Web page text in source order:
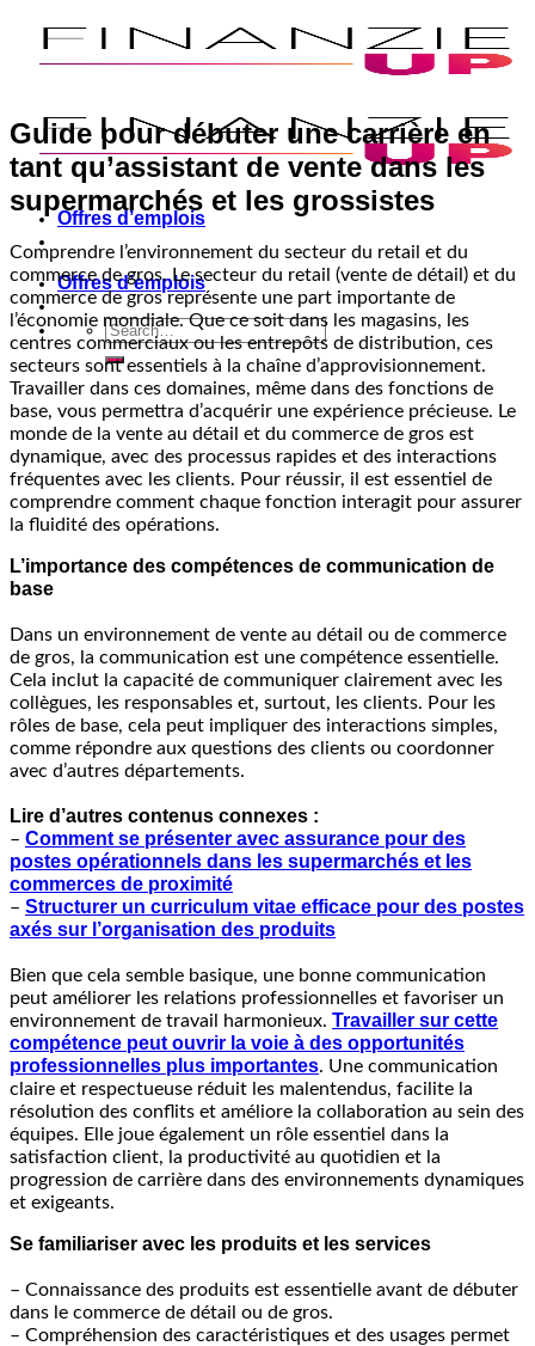
content
Offres d’emplois
Offres d’emplois
Guide pour débuter une carrière en
tant qu’assistant de vente dans les
supermarchés et les grossistes
Comprendre l’environnement du secteur du retail et du
commerce de gros. Le secteur du retail (vente de détail) et du
commerce de gros représente une part importante de
l’économie mondiale. Que ce soit dans les magasins, les
centres commerciaux ou les entrepôts de distribution, ces
secteurs sont essentiels à la chaîne d’approvisionnement.
Travailler dans ces domaines, même dans des fonctions de
base, vous permettra d’acquérir une expérience précieuse. Le
monde de la vente au détail et du commerce de gros est
dynamique, avec des processus rapides et des interactions
fréquentes avec les clients. Pour réussir, il est essentiel de
comprendre comment chaque fonction interagit pour assurer
la fluidité des opérations.
L’importance des compétences de communication de
base
Dans un environnement de vente au détail ou de commerce
de gros, la communication est une compétence essentielle.
Cela inclut la capacité de communiquer clairement avec les
collègues, les responsables et, surtout, les clients. Pour les
rôles de base, cela peut impliquer des interactions simples,
comme répondre aux questions des clients ou coordonner
avec d’autres départements.
Lire d’autres contenus connexes :
– Comment se présenter avec assurance pour des
postes opérationnels dans les supermarchés et les
commerces de proximité
– Structurer un curriculum vitae efficace pour des postes
axés sur l’organisation des produits
Bien que cela semble basique, une bonne communication
peut améliorer les relations professionnelles et favoriser un
environnement de travail harmonieux. Travailler sur cette
compétence peut ouvrir la voie à des opportunités
professionnelles plus importantes. Une communication
claire et respectueuse réduit les malentendus, facilite la
résolution des conflits et améliore la collaboration au sein des
équipes. Elle joue également un rôle essentiel dans la
satisfaction client, la productivité au quotidien et la
progression de carrière dans des environnements dynamiques
et exigeants.
Se familiariser avec les produits et les services
– Connaissance des produits est essentielle avant de débuter
dans le commerce de détail ou de gros.
– Compréhension des caractéristiques et des usages permet